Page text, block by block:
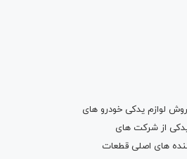
فروش لوازم یدکی خودرو های
قطعات یدکی از شرکت های
های اصلی قطعات